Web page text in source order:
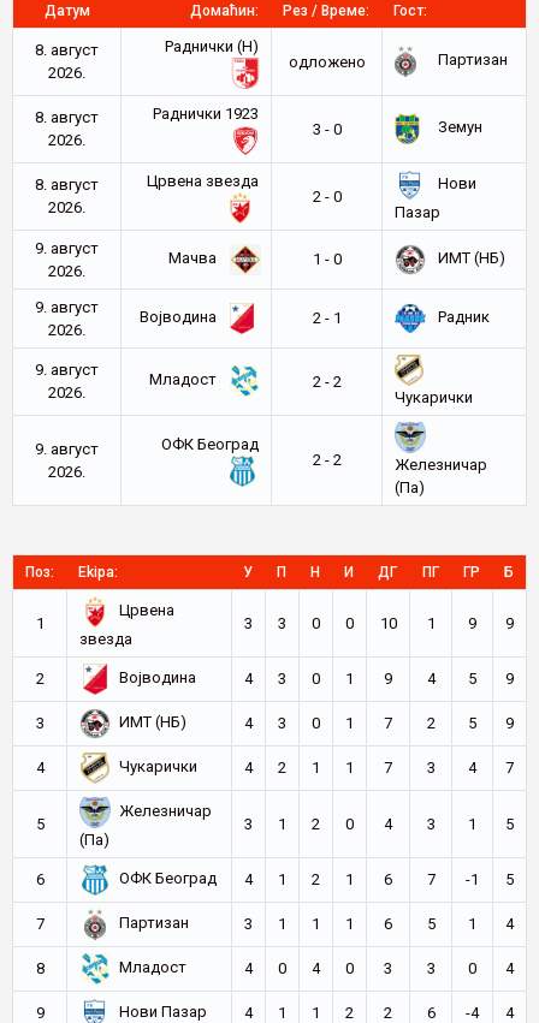
Датум Домаћин: Рез / Време: Гост:
8. август
2026.
Раднички (Н)
oдложено
Партизан
8. август
2026.
Раднички 1923
3 - 0
Земун
8. август
2026.
Црвена звезда
2 - 0
Нови
Пазар
9. август
2026.
Мачва 1 - 0 ИМТ (НБ)
9. август
2026.
Војводина 2 - 1 Радник
9. август
2026.
Младост
2 - 2
Чукарички
9. август
2026.
ОФК Београд
2 - 2
Железничар
(Па)
Поз: Ekipa: У П Н И ДГ ПГ ГР Б
1
Црвена
звезда
3 3 0 0 10 1 9 9
2 Војводина 4 3 0 1 9 4 5 9
3 ИМТ (НБ) 4 3 0 1 7 2 5 9
4 Чукарички 4 2 1 1 7 3 4 7
5
Железничар
(Па)
3 1 2 0 4 3 1 5
6 ОФК Београд 4 1 2 1 6 7 -1 5
7 Партизан 3 1 1 1 6 5 1 4
8 Младост 4 0 4 0 3 3 0 4
9 Нови Пазар 4 1 1 2 2 6 -4 4